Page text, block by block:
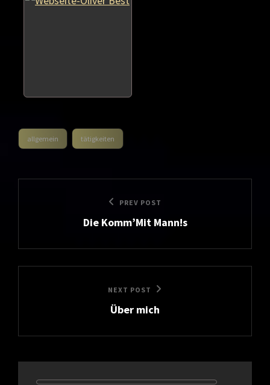
categories
allgemein tätigkeiten
PREV POST
Die Komm’Mit Mann!s
NEXT POST
Über mich